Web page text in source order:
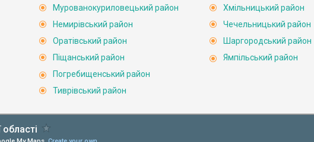
Мурованокуриловецький район
Немирівський район
Оратівський район
Піщанський район
Погребищенський район
Тиврівський район
Хмільницький район
Чечельницький район
Шаргородський район
Ямпільський район